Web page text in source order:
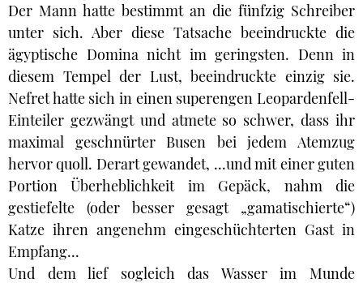
Der Mann hatte bestimmt an die fünfzig Schreiber
unter sich. Aber diese Tatsache beeindruckte die
ägyptische Domina nicht im geringsten. Denn in
diesem Tempel der Lust, beeindruckte einzig sie.
Nefret hatte sich in einen superengen Leopardenfell-
Einteiler gezwängt und atmete so schwer, dass ihr
maximal geschnürter Busen bei jedem Atemzug
hervor quoll. Derart gewandet, ...und mit einer guten
Portion Überheblichkeit im Gepäck, nahm die
gestiefelte (oder besser gesagt „gamatischierte“)
Katze ihren angenehm eingeschüchterten Gast in
Empfang...
Und dem lief sogleich das Wasser im Munde